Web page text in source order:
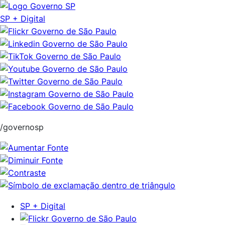
Pular
para
o
conteúdo
SP + Digital
/governosp
SP + Digital